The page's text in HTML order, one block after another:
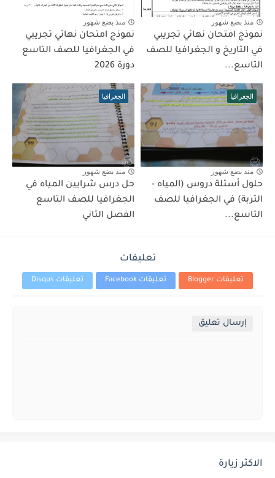
منذ بضع شهور
نموذج امتحان نهائي تجريبي
في التاريخ و الجغرافيا للصف
التاسع...
منذ بضع شهور
نموذج امتحان نهائي تجريبي
في الجغرافيا للصف التاسع
دورة 2026
الجغرافيا
منذ بضع شهور
حلول أسئلة دروس (المياه -
التربة) في الجغرافيا للصف
التاسع...
الجغرافيا
منذ بضع شهور
حل درس شرايين المياه في
الجغرافيا للصف التاسع
الفصل الثاني
تعليقات
تعليقات Blogger تعليقات Facebook تعليقات Disqus
إرسال تعليق
الاكثر زيارة